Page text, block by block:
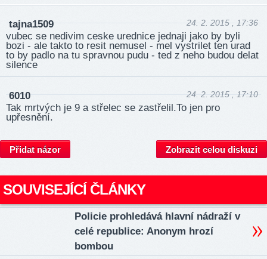
tajna1509 24. 2. 2015 , 17:36
vubec se nedivim ceske urednice jednaji jako by byli
bozi - ale takto to resit nemusel - mel vystrilet ten urad
to by padlo na tu spravnou pudu - ted z neho budou delat
silence
6010 24. 2. 2015 , 17:10
Tak mrtvých je 9 a střelec se zastřelil.To jen pro
upřesnění.
Přidat názor Zobrazit celou diskuzi
SOUVISEJÍCÍ ČLÁNKY
Policie prohledává hlavní nádraží v
celé republice: Anonym hrozí
bombou